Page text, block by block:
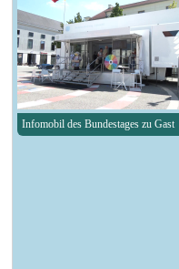
Infomobil des Bundestages zu Gast